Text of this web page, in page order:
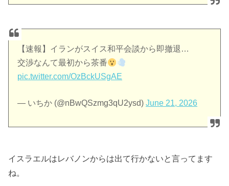
【速報】イランがスイス和平会談から即撤退…
交渉なんて最初から茶番
pic.twitter.com/OzBckUSgAE
— いちか (@nBwQSzmg3qU2ysd)June 21, 2026
イスラエルはレバノンからは出て行かないと言ってます
ね。